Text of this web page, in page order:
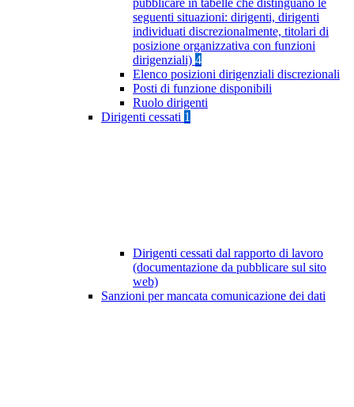
pubblicare in tabelle che distinguano le
seguenti situazioni: dirigenti, dirigenti
individuati discrezionalmente, titolari di
posizione organizzativa con funzioni
dirigenziali) 4
Elenco posizioni dirigenziali discrezionali
Posti di funzione disponibili
Ruolo dirigenti
Dirigenti cessati 1
Dirigenti cessati dal rapporto di lavoro
(documentazione da pubblicare sul sito
web)
Sanzioni per mancata comunicazione dei dati